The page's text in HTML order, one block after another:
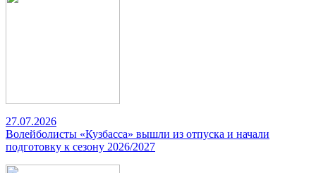
27.07.2026
Волейболисты «Кузбасса» вышли из отпуска и начали
подготовку к сезону 2026/2027